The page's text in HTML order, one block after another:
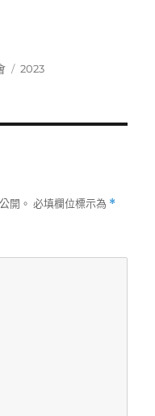
標
2023
開。 必填欄位標示為 *